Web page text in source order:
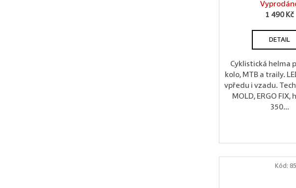
1 490 Kč
DETAIL
Cyklistická helma
kolo, MTB a traily.
vpředu i vzadu.
MOLD, ERGO
350...
Kód: